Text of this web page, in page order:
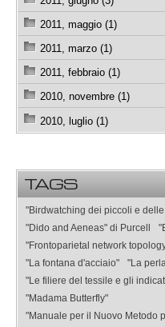
2011, maggio (1)
2011, marzo (1)
2011, febbraio (1)
2010, novembre (1)
2010, luglio (1)
TAGS
"Birdwatching dei piccoli e
"Dido and Aeneas" di Purcell
"Frontoparietal network
"La fontana d'acciaio"
"La
"Le filiere del tessile e gli
"Madama Butterfly"
"Manuale per il Nuovo Metodo